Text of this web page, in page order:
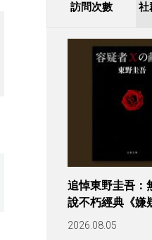
訪問次數
社
追悼東野圭吾
說不朽經典《嫌
2026.08.05